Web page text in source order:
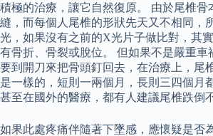
積極的治療，讓它自然復原。 由於尾椎骨
縫，而每個人尾椎的形狀先天又不相同，
光，如果沒有之前的X光片子做比對，其
有骨折、骨裂或脫位。 但如果不是嚴重車
要到開刀來把骨頭釘回去，在治療上，尾
是一樣的，短則一兩個月，長則三四個月
甚至在國外的醫療，都有人建議尾椎跌倒
如果此處疼痛伴隨著下墜感，應懷疑是否